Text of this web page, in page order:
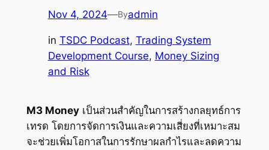
Nov 4, 2024—Byadmin
in TSDC Podcast, Trading System
Development Course, Money Sizing
and Risk
M3 Moneyเป็นส่วนสำคัญในการสร้างกลยุทธ์การ
เทรด โดยการจัดการเงินและความเสี่ยงที่เหมาะสม
จะช่วยเพิ่มโอกาสในการรักษาผลกำไรและลดความ